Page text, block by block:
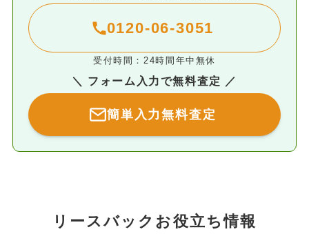
0120-06-3051
受付時間：24時間年中無休
＼ フォーム入力で無料査定 ／
簡単入力無料査定
リースバックお役立ち情報